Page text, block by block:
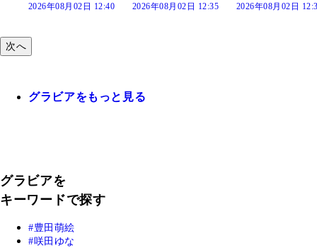
2026年08月02日 12:35 2026年08月02日 12:30 2026年08月02日
次へ
グラビアをもっと見る
グラビアを
キーワードで探す
豊田萌絵
咲田ゆな